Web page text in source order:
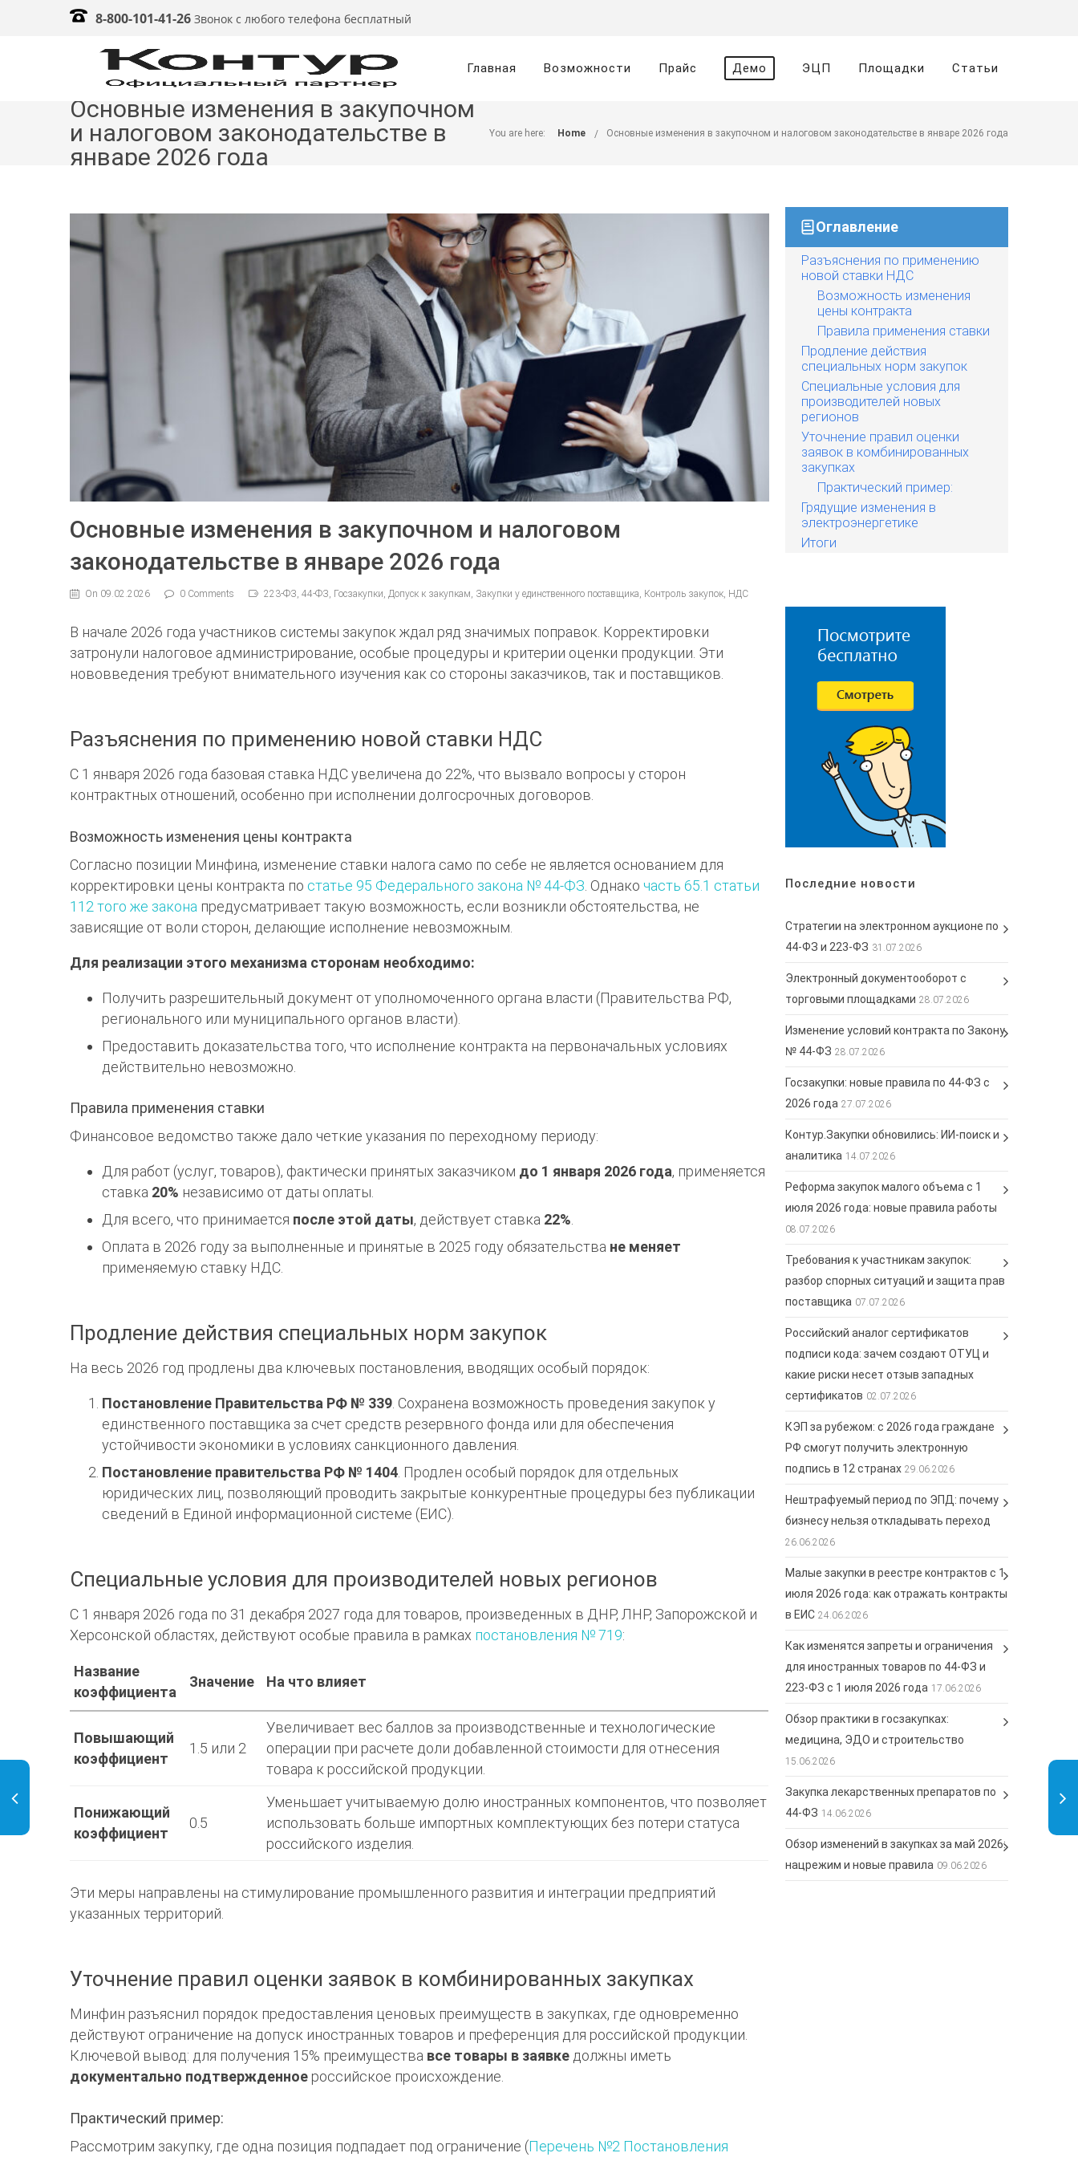
8-800-101-41-26 Звонок с любого телефона бесплатный
Главная Возможности Прайс Демо ЭЦП Площадки Статьи
Основные изменения в закупочном
и налоговом законодательстве в
январе 2026 года
You are here: Home Основные изменения в закупочном и налоговом законодательстве в январе 2026 года
Основные изменения в закупочном и налоговом
законодательстве в январе 2026 года
On 09.02.2026 0 Comments 223-ФЗ, 44-ФЗ, Госзакупки, Допуск к закупкам, Закупки у единственного поставщика, Контроль закупок, НДС
В начале 2026 года участников системы закупок ждал ряд значимых поправок. Корректировки
затронули налоговое администрирование, особые процедуры и критерии оценки продукции. Эти
нововведения требуют внимательного изучения как со стороны заказчиков, так и поставщиков.
Разъяснения по применению новой ставки НДС
С 1 января 2026 года базовая ставка НДС увеличена до 22%, что вызвало вопросы у сторон
контрактных отношений, особенно при исполнении долгосрочных договоров.
Возможность изменения цены контракта
Согласно позиции Минфина, изменение ставки налога само по себе не является основанием для
корректировки цены контракта по статье 95 Федерального закона № 44-ФЗ . Однакочасть 65.1 статьи
112 того же закона предусматривает такую возможность, если возникли обстоятельства, не
зависящие от воли сторон, делающие исполнение невозможным.
Для реализации этого механизма сторонам необходимо:
Получить разрешительный документ от уполномоченного органа власти (Правительства РФ,
регионального или муниципального органов власти).
Предоставить доказательства того, что исполнение контракта на первоначальных условиях
действительно невозможно.
Правила применения ставки
Финансовое ведомство также дало четкие указания по переходному периоду:
Для работ (услуг, товаров), фактически принятых заказчиком до 1 января 2026 года, применяется
ставка 20% независимо от даты оплаты.
Для всего, что принимается после этой даты, действует ставка 22%.
Оплата в 2026 году за выполненные и принятые в 2025 году обязательства не меняет
применяемую ставку НДС.
Продление действия специальных норм закупок
На весь 2026 год продлены два ключевых постановления, вводящих особый порядок:
Постановление Правительства РФ № 339. Сохранена возможность проведения закупок у
единственного поставщика за счет средств резервного фонда или для обеспечения
устойчивости экономики в условиях санкционного давления.
Постановление правительства РФ № 1404. Продлен особый порядок для отдельных
юридических лиц, позволяющий проводить закрытые конкурентные процедуры без публикации
сведений в Единой информационной системе (ЕИС).
Специальные условия для производителей новых регионов
С 1 января 2026 года по 31 декабря 2027 года для товаров, произведенных в ДНР, ЛНР, Запорожской и
Херсонской областях, действуют особые правила в рамках постановления № 719:
Название
коэффициента
Значение На что влияет
Повышающий
коэффициент
1.5 или 2
Увеличивает вес баллов за производственные и технологические
операции при расчете доли добавленной стоимости для отнесения
товара к российской продукции.
Понижающий
коэффициент
0.5
Уменьшает учитываемую долю иностранных компонентов, что позволяет
использовать больше импортных комплектующих без потери статуса
российского изделия.
Эти меры направлены на стимулирование промышленного развития и интеграции предприятий
указанных территорий.
Уточнение правил оценки заявок в комбинированных закупках
Минфин разъяснил порядок предоставления ценовых преимуществ в закупках, где одновременно
действуют ограничение на допуск иностранных товаров и преференция для российской продукции.
Ключевой вывод: для получения 15% преимущества все товары в заявке должны иметь
документально подтвержденное российское происхождение.
Практический пример:
Рассмотрим закупку, где одна позиция подпадает под ограничение (Перечень №2 Постановления
Оглавление
Разъяснения по применению
новой ставки НДС
Возможность изменения
цены контракта
Правила применения ставки
Продление действия
специальных норм закупок
Специальные условия для
производителей новых
регионов
Уточнение правил оценки
заявок в комбинированных
закупках
Практический пример:
Грядущие изменения в
электроэнергетике
Итоги
Последние новости
Стратегии на электронном аукционе по
44-ФЗ и 223-ФЗ 31.07.2026
Электронный документооборот с
торговыми площадками 28.07.2026
Изменение условий контракта по Закону
№ 44-ФЗ 28.07.2026
Госзакупки: новые правила по 44-ФЗ с
2026 года 27.07.2026
Контур.Закупки обновились: ИИ-поиск и
аналитика 14.07.2026
Реформа закупок малого объема с 1
июля 2026 года: новые правила работы
08.07.2026
Требования к участникам закупок:
разбор спорных ситуаций и защита прав
поставщика 07.07.2026
Российский аналог сертификатов
подписи кода: зачем создают ОТУЦ и
какие риски несет отзыв западных
сертификатов 02.07.2026
КЭП за рубежом: с 2026 года граждане
РФ смогут получить электронную
подпись в 12 странах 29.06.2026
Нештрафуемый период по ЭПД: почему
бизнесу нельзя откладывать переход
26.06.2026
Малые закупки в реестре контрактов с 1
июля 2026 года: как отражать контракты
в ЕИС 24.06.2026
Как изменятся запреты и ограничения
для иностранных товаров по 44-ФЗ и
223-ФЗ с 1 июля 2026 года 17.06.2026
Обзор практики в госзакупках:
медицина, ЭДО и строительство
15.06.2026
Закупка лекарственных препаратов по
44-ФЗ 14.06.2026
Обзор изменений в закупках за май 2026:
нацрежим и новые правила 09.06.2026